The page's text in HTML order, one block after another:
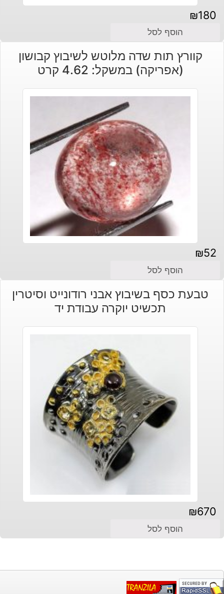
₪180
הוסף לסל
קוורץ תות שדה מלוטש לשיבוץ קבושון
(אפריקה) במשקל: 4.62 קרט
₪52
הוסף לסל
טבעת כסף בשיבוץ אבני רודונייט וסיטרין
תכשיט יוקרה עבודת יד
₪670
הוסף לסל